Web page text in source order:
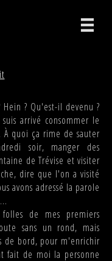
? Qu'est-il devenu ?
arrivé consommer le
quoi ça rime de sauter
soir, manger des
de Trévise et visiter
dire que l'on a visité
avons adressé la parole
de mes premiers
sans un rond, mais
de bord, pour m'enrichir
fait de moi la personne